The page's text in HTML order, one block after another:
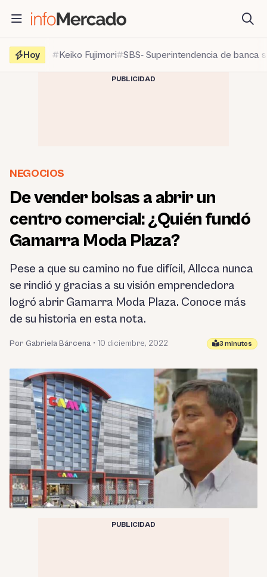
contenido
Hoy
Keiko Fujimori SBS- Superintendencia de banca
PUBLICIDAD
NEGOCIOS
De vender bolsas a abrir un
centro comercial: ¿Quién fundó
Gamarra Moda Plaza?
Pese a que su camino no fue difícil, Allcca nunca
se rindió y gracias a su visión emprendedora
logró abrir Gamarra Moda Plaza. Conoce más
de su historia en esta nota.
Por Gabriela Bárcena • 10 diciembre, 2022 3 minutos
PUBLICIDAD